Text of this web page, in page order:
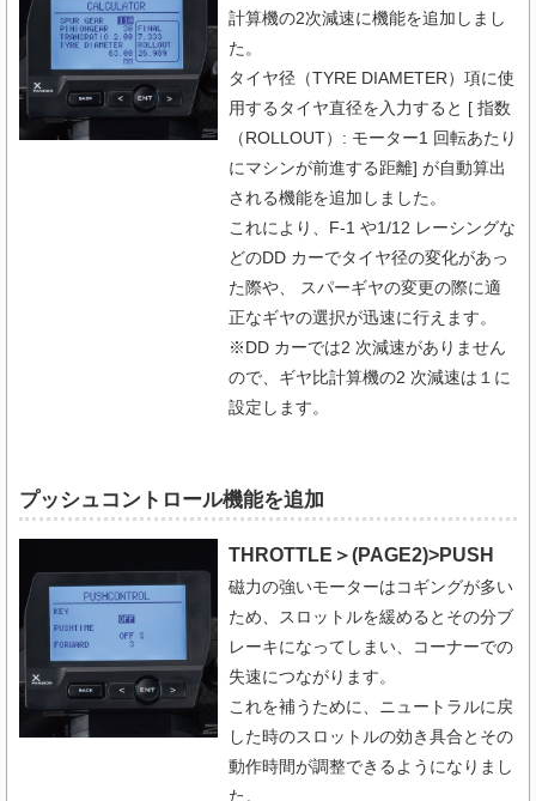
計算機の2次減速に機能を追加しまし
た。
タイヤ径（TYRE DIAMETER）項に使
用するタイヤ直径を入力すると [ 指数
（ROLLOUT）: モーター1 回転あたり
にマシンが前進する距離] が自動算出
される機能を追加しました。
これにより、F-1 や1/12 レーシングな
どのDD カーでタイヤ径の変化があっ
た際や、 スパーギヤの変更の際に適
正なギヤの選択が迅速に行えます。
※DD カーでは2 次減速がありません
ので、ギヤ比計算機の2 次減速は１に
設定します。
プッシュコントロール機能を追加
THROTTLE＞(PAGE2)>PUSH
磁力の強いモーターはコギングが多い
ため、スロットルを緩めるとその分ブ
レーキになってしまい、コーナーでの
失速につながります。
これを補うために、ニュートラルに戻
した時のスロットルの効き具合とその
動作時間が調整できるようになりまし
た。